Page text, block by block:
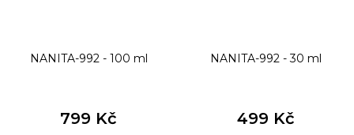
NANITA-992 - 100 ml
799 Kč
NANITA-992 - 30 ml
499 Kč